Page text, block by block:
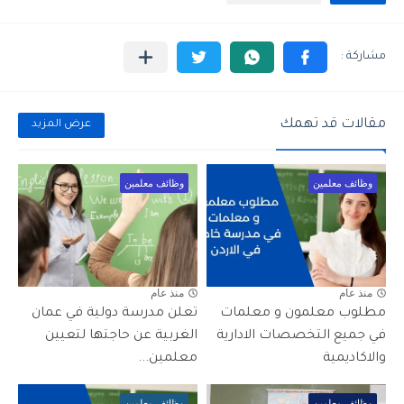
مقالات قد تهمك عرض المزيد
وظائف معلمين
منذ عام
مطلوب معلمون و معلمات
في جميع التخصصات الادارية
والاكاديمية
وظائف معلمين
منذ عام
تعلن مدرسة دولية في عمان
الغربية عن حاجتها لتعيين
معلمين...